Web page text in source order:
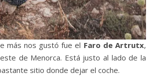
más nos gustó fue el Faro de Artrutx,
de Menorca. Está justo al lado de la
sitio donde dejar el coche.